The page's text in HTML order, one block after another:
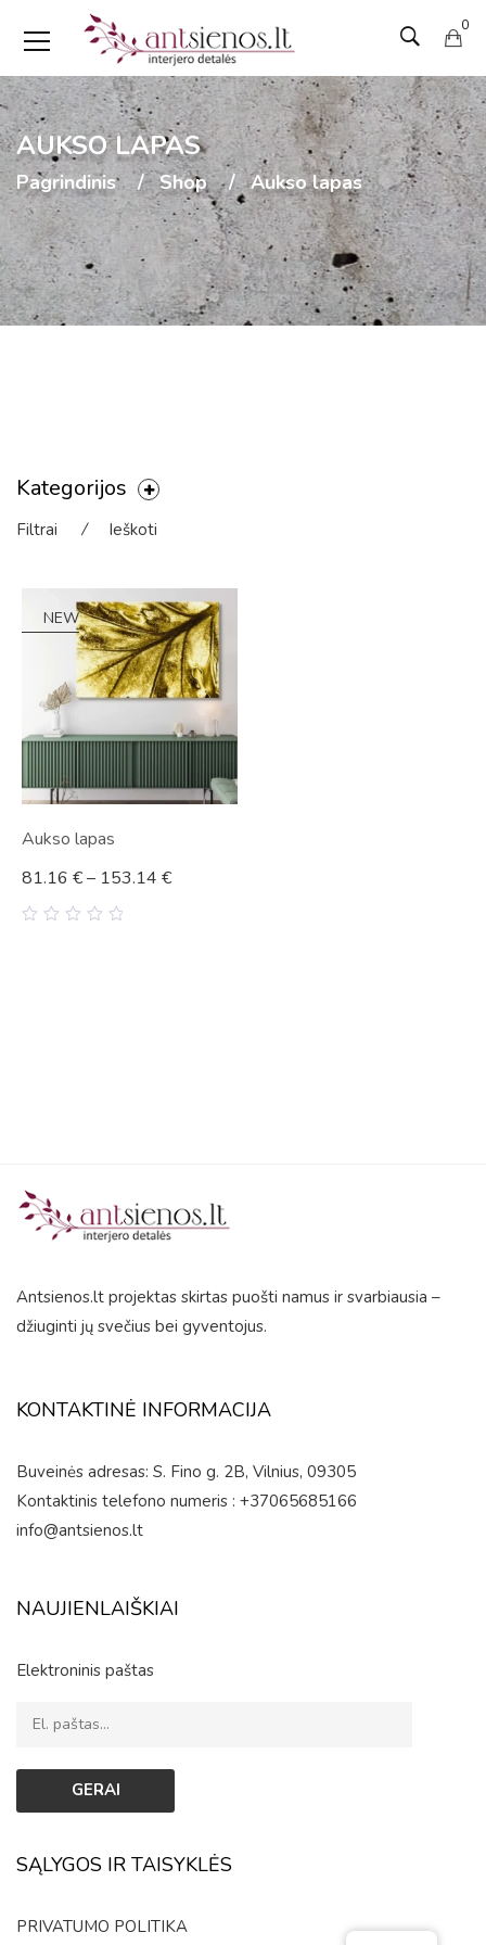
0
AUKSO LAPAS
Pagrindinis Shop Aukso lapas
Kategorijos
Filtrai ⁄ Ieškoti
NEW
Aukso lapas
81.16 €– 153.14 €
Antsienos.lt projektas skirtas puošti namus ir svarbiausia –
džiuginti jų svečius bei gyventojus.
KONTAKTINĖ INFORMACIJA
Buveinės adresas: S. Fino g. 2B, Vilnius, 09305
Kontaktinis telefono numeris : +37065685166
info@antsienos.lt
NAUJIENLAIŠKIAI
Elektroninis paštas
SĄLYGOS IR TAISYKLĖS
PRIVATUMO POLITIKA